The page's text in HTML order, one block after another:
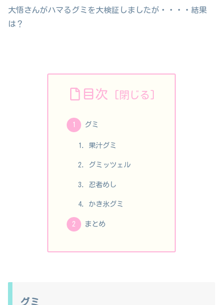
大悟さんがハマるグミを大検証しましたが・・・・結果
は？
目次
グミ
果汁グミ
グミッツェル
忍者めし
かき氷グミ
まとめ
グミ